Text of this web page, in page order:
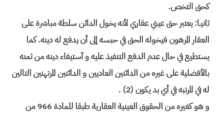
كحق التخص.
ثانيـا: يعتبر حق عيني عقاري لأنه يخول الدائن سلطة مباشرة على
العقار المرهون فيخوله الحق في حبسه إلى أن يدفع له دينه. كما
يستطيع في حال عدم الدفع التنفيذ عليه و آستيفاء دينه من ثمنه
بالأفضلية على غيره من الدائنين العاديين و الدائنين المرتهنين التالين
له في المرتبه في أي بد يكون (2) .
و هو كغيره من الحقوق العينية العقارية طبقا للمادة 966 من